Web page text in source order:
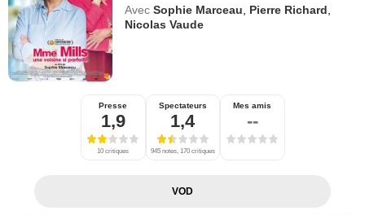
Avec Sophie Marceau Pierre Richard
Nicolas Vaude
Presse
1,9
10 critiques
Spectateurs
1,4
945 notes, 170 critiques
Mes amis
--
VOD